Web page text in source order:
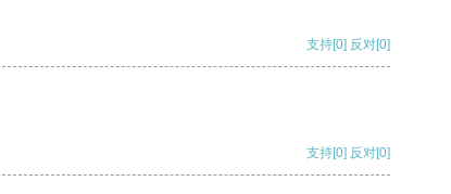
支持[0] 反对[0]
支持[0] 反对[0]